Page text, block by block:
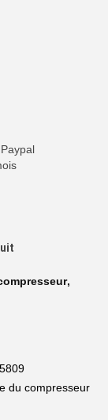
,
du compresseur